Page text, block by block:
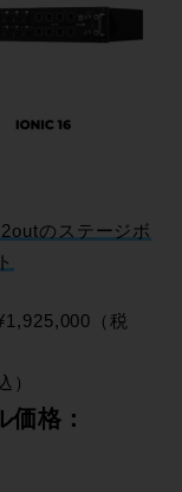
のステージボ
（税
）
価格：